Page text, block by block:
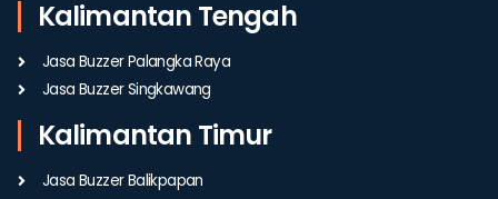
Kalimantan Tengah
Jasa Buzzer Palangka Raya
Jasa Buzzer Singkawang
Kalimantan Timur
Jasa Buzzer Balikpapan